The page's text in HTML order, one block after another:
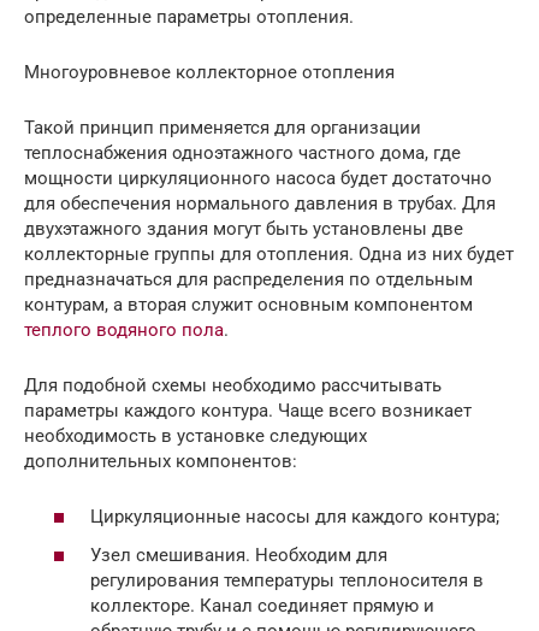
определенные параметры отопления.
Многоуровневое коллекторное отопления
Такой принцип применяется для организации
теплоснабжения одноэтажного частного дома, где
мощности циркуляционного насоса будет достаточно
для обеспечения нормального давления в трубах. Для
двухэтажного здания могут быть установлены две
коллекторные группы для отопления. Одна из них будет
предназначаться для распределения по отдельным
контурам, а вторая служит основным компонентом
теплого водяного пола.
Для подобной схемы необходимо рассчитывать
параметры каждого контура. Чаще всего возникает
необходимость в установке следующих
дополнительных компонентов:
Циркуляционные насосы для каждого контура;
Узел смешивания. Необходим для
регулирования температуры теплоносителя в
коллекторе. Канал соединяет прямую и